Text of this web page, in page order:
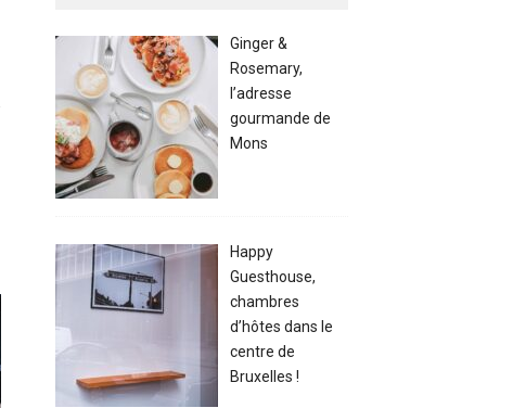
Ginger &
Rosemary,
l’adresse
gourmande de
Mons
Happy
Guesthouse,
chambres
d’hôtes dans le
centre de
Bruxelles !